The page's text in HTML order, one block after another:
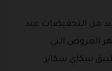
من التخفيضات عند
العروض التي
سكاي سكانر.